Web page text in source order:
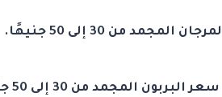
من 30 إلى 50 جنيهًا.
المجمد من 30 إلى 50 جنيهًا.